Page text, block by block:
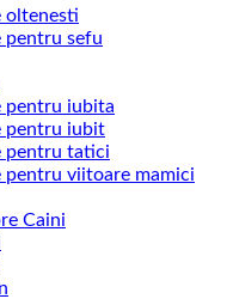
oltenesti
pentru sefu
pentru iubita
pentru iubit
pentru tatici
pentru viitoare mamici
Caini